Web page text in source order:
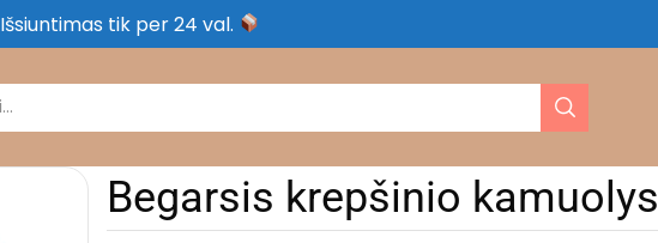
Išsiuntimas tik per 24 val.
Begarsis krepšinio kamuolys